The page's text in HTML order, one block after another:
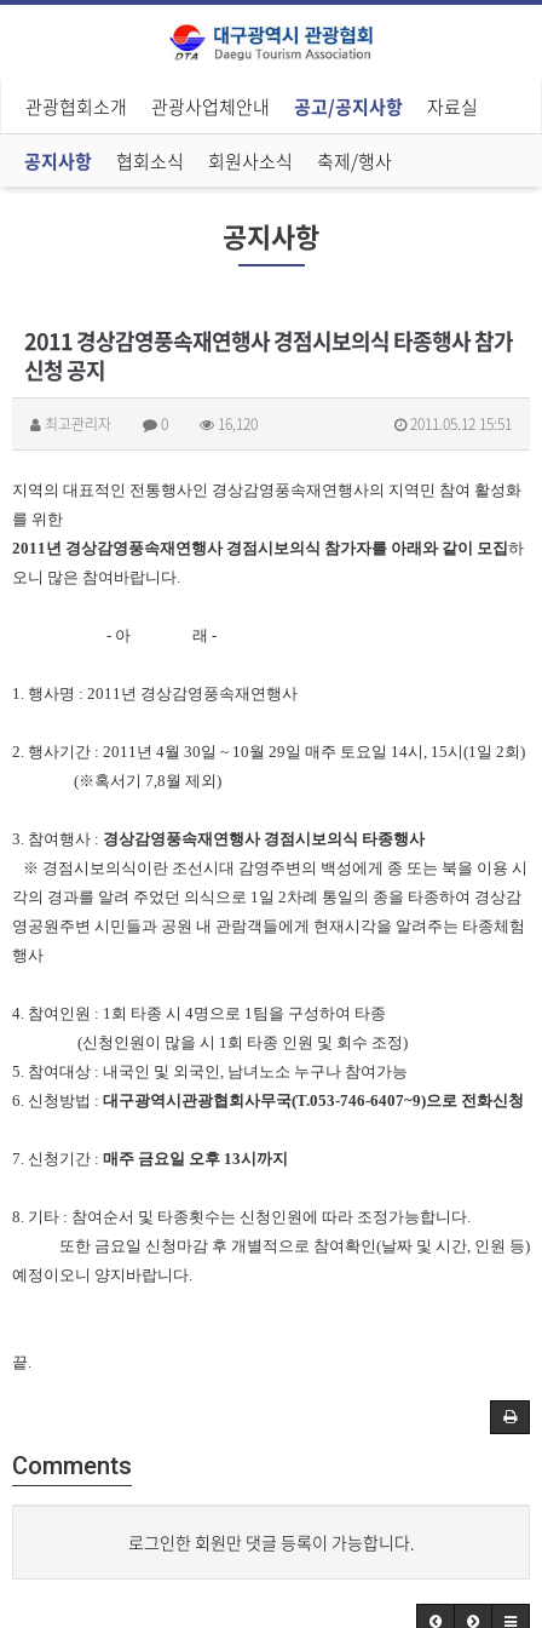
관광협회소개 관광사업체안내 공고/공지사항 자료실
공지사항 협회소식 회원사소식 축제/행사
공지사항
2011 경상감영풍속재연행사 경점시보의식 타종행사 참가
신청 공지
최고관리자 0 16,120 2011.05.12 15:51
지역의 대표적인 전통행사인 경상감영풍속재연행사의 지역민 참여 활성화
를 위한
2011년 경상감영풍속재연행사 경점시보의식 참가자를 아래와 같이 모집하
오니 많은 참여바랍니다.
- 아 래 -
1. 행사명 : 2011년 경상감영풍속재연행사
2. 행사기간 : 2011년 4월 30일 ~ 10월 29일 매주 토요일 14시, 15시(1일 2회)
(※혹서기 7,8월 제외)
3. 참여행사 : 경상감영풍속재연행사 경점시보의식 타종행사
※ 경점시보의식이란 조선시대 감영주변의 백성에게 종 또는 북을 이용 시
각의 경과를 알려 주었던 의식으로 1일 2차례 통일의 종을 타종하여 경상감
영공원주변 시민들과 공원 내 관람객들에게 현재시각을 알려주는 타종체험
행사
4. 참여인원 : 1회 타종 시 4명으로 1팀을 구성하여 타종
(신청인원이 많을 시 1회 타종 인원 및 회수 조정)
5. 참여대상 : 내국인 및 외국인, 남녀노소 누구나 참여가능
6. 신청방법 : 대구광역시관광협회사무국(T.053-746-6407~9)으로 전화신청
7. 신청기간 : 매주 금요일 오후 13시까지
8. 기타 : 참여순서 및 타종횟수는 신청인원에 따라 조정가능합니다.
또한 금요일 신청마감 후 개별적으로 참여확인(날짜 및 시간, 인원 등)
예정이오니 양지바랍니다.
끝.
Comments
로그인한 회원만 댓글 등록이 가능합니다.